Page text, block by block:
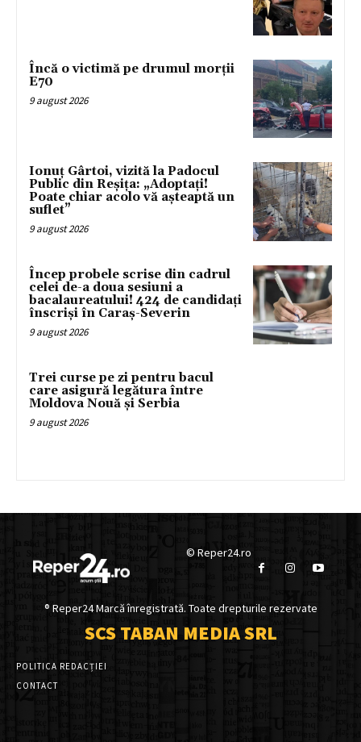
Încă o victimă pe drumul morții
E70
9 august 2026
Ionuț Gârtoi, vizită la Padocul
Public din Reșița: „Adoptați!
Poate chiar acolo vă așteaptă un
suflet”
9 august 2026
Încep probele scrise din cadrul
celei de-a doua sesiuni a
bacalaureatului! 424 de candidați
înscriși în Caraș-Severin
9 august 2026
Trei curse pe zi pentru bacul
care asigură legătura între
Moldova Nouă și Serbia
9 august 2026
© Reper24.ro
® Reper24 Marcă înregistrată. Toate drepturile rezervate
SCS TABAN MEDIA SRL
POLITICA REDACȚIEI
CONTACT